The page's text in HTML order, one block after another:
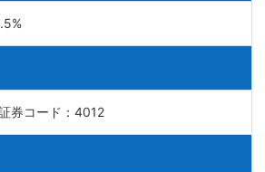
券コード：4012